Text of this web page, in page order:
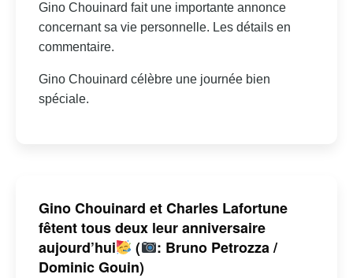
Gino Chouinard fait une importante annonce
concernant sa vie personnelle. Les détails en
commentaire.
Gino Chouinard célèbre une journée bien
spéciale.
Gino Chouinard et Charles Lafortune
fêtent tous deux leur anniversaire
aujourd’hui
(
: Bruno Petrozza /
Dominic Gouin)